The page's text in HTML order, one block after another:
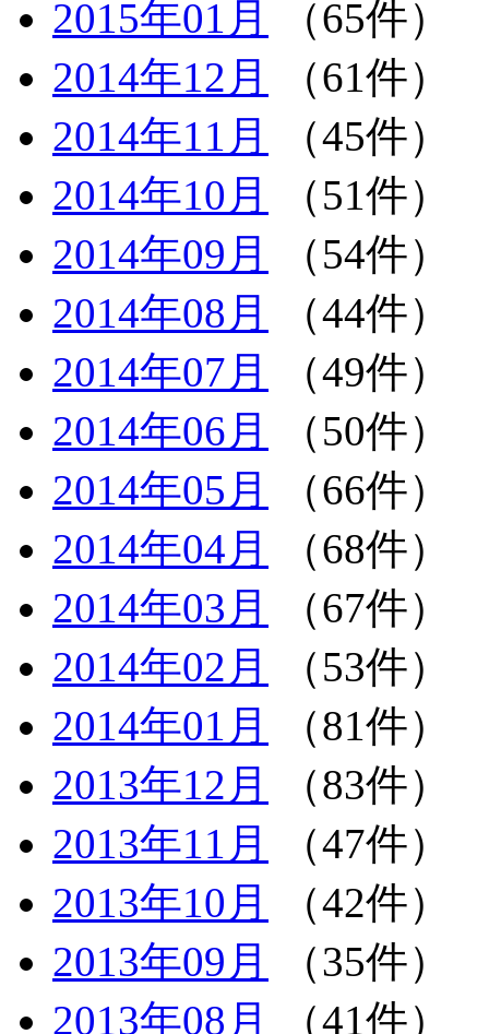
2015年01月
（65件）
2014年12月
（61件）
2014年11月
（45件）
2014年10月
（51件）
2014年09月
（54件）
2014年08月
（44件）
2014年07月
（49件）
2014年06月
（50件）
2014年05月
（66件）
2014年04月
（68件）
2014年03月
（67件）
2014年02月
（53件）
2014年01月
（81件）
2013年12月
（83件）
2013年11月
（47件）
2013年10月
（42件）
2013年09月
（35件）
2013年08月
（41件）